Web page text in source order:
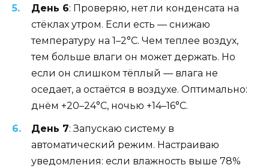
День 6: Проверяю, нет ли конденсата на
стёклах утром. Если есть — снижаю
температуру на 1–2°C. Чем теплее воздух,
тем больше влаги он может держать. Но
если он слишком тёплый — влага не
оседает, а остаётся в воздухе. Оптимально:
днём +20–24°C, ночью +14–16°C.
День 7: Запускаю систему в
автоматический режим. Настраиваю
уведомления: если влажность выше 78%